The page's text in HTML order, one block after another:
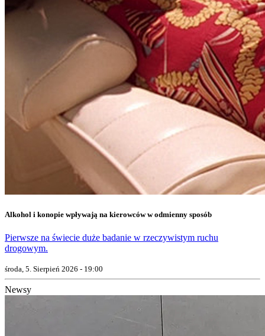
Alkohol i konopie wpływają na kierowców w odmienny sposób
Pierwsze na świecie duże badanie w rzeczywistym ruchu
drogowym.
środa, 5. Sierpień 2026 - 19:00
Newsy